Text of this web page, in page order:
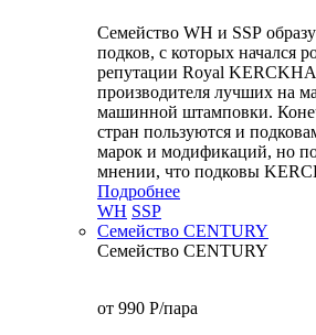
Семейство WH и SSP
подков, с которых начался
репутации Royal
производителя лучших на
машинной штамповки.
стран пользуются и
марок и модификаций, но
мнении, что подковы
Подробнее
WH SSP
Семейство CENTURY
Семейство CENTURY
от 990 P/пара